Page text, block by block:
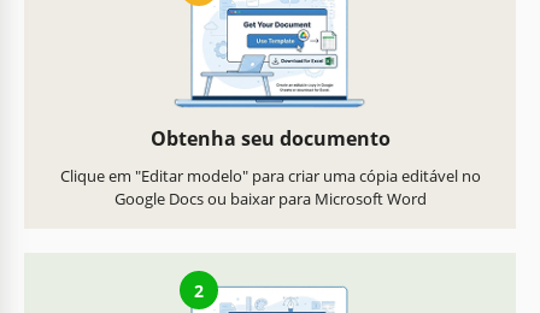
Obtenha seu documento
Clique em "Editar modelo" para criar uma cópia editável no
Google Docs ou baixar para Microsoft Word
2